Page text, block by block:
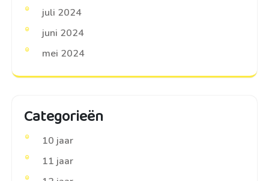
juli 2024
juni 2024
mei 2024
Categorieën
10 jaar
11 jaar